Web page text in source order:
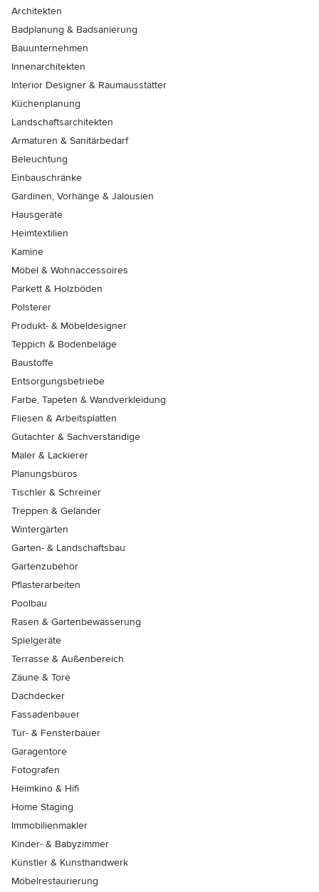
Architekten
Badplanung & Badsanierung
Bauunternehmen
Innenarchitekten
Interior Designer & Raumausstatter
Küchenplanung
Landschaftsarchitekten
Armaturen & Sanitärbedarf
Beleuchtung
Einbauschränke
Gardinen, Vorhänge & Jalousien
Hausgeräte
Heimtextilien
Kamine
Möbel & Wohnaccessoires
Parkett & Holzböden
Polsterer
Produkt- & Möbeldesigner
Teppich & Bodenbeläge
Baustoffe
Entsorgungsbetriebe
Farbe, Tapeten & Wandverkleidung
Fliesen & Arbeitsplatten
Gutachter & Sachverständige
Maler & Lackierer
Planungsbüros
Tischler & Schreiner
Treppen & Geländer
Wintergärten
Garten- & Landschaftsbau
Gartenzubehör
Pflasterarbeiten
Poolbau
Rasen & Gartenbewässerung
Spielgeräte
Terrasse & Außenbereich
Zäune & Tore
Dachdecker
Fassadenbauer
Tür- & Fensterbauer
Garagentore
Fotografen
Heimkino & Hifi
Home Staging
Immobilienmakler
Kinder- & Babyzimmer
Künstler & Kunsthandwerk
Möbelrestaurierung